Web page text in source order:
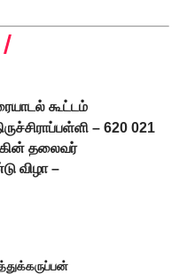
கூட்டம்
– 620 021
தலைவர்
விழா –